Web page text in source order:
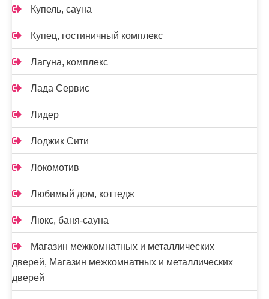
Купель, сауна
Купец, гостиничный комплекс
Лагуна, комплекс
Лада Сервис
Лидер
Лоджик Сити
Локомотив
Любимый дом, коттедж
Люкс, баня-сауна
Магазин межкомнатных и металлических
дверей, Магазин межкомнатных и металлических
дверей